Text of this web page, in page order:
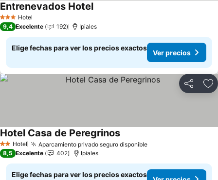
3 Estrellas
Hotel
Entrenevados HotelVer precios
9,4 Excelente 192 Ipiales
Elige fechas para ver los precios exactos
Ver precios
Compartir
2 Estrellas
Hotel Aparcamiento privado seguro disponibleVer precios
Hotel Casa de PeregrinosVer precios
8,5 Excelente 402 Ipiales
Elige fechas para ver los precios exactos